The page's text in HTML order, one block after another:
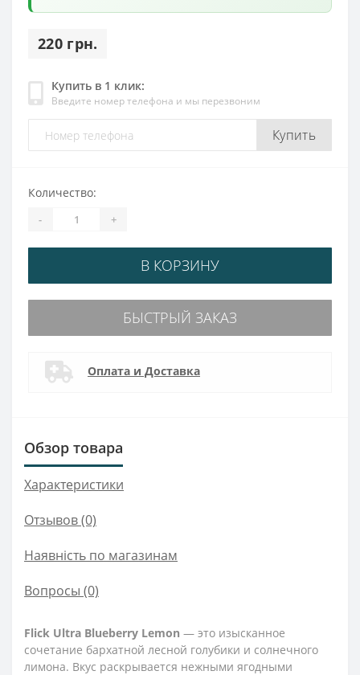
220 грн.
Купить в 1 клик:
Введите номер телефона и мы перезвоним
Купить
Количество:
- +
В КОРЗИНУ
БЫСТРЫЙ ЗАКАЗ
Оплата и Доставка
Обзор товара
Характеристики
Отзывов (0)
Наявність по магазинам
Вопросы (0)
Flick Ultra Blueberry Lemon — это изысканное
сочетание бархатной лесной голубики и солнечного
лимона. Вкус раскрывается нежными ягодными